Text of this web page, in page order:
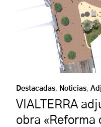
Destacadas, Noticias,
VIALTERRA
obra «Reforma